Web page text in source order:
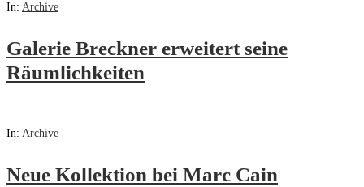
In: Archive
Galerie Breckner erweitert seine
Räumlichkeiten
In: Archive
Neue Kollektion bei Marc Cain